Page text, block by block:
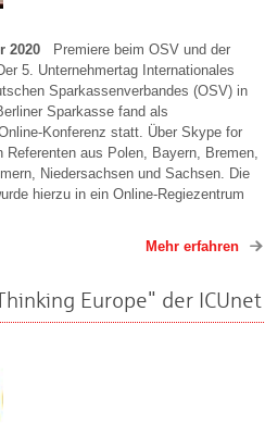
2020
Premiere beim OSV und der
5. Unternehmertag Internationales
Sparkassenverbandes (OSV) in
Sparkasse fand als
Konferenz statt. Über Skype for
Referenten aus Polen, Bayern, Bremen,
Niedersachsen und Sachsen. Die
hierzu in ein Online-Regiezentrum
Mehr erfahren
Europe" der ICUnet